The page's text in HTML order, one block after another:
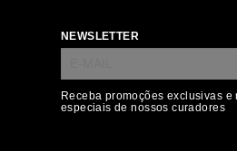
NEWSLETTER
Receba promoções exclusivas e
especiais de nossos curadores